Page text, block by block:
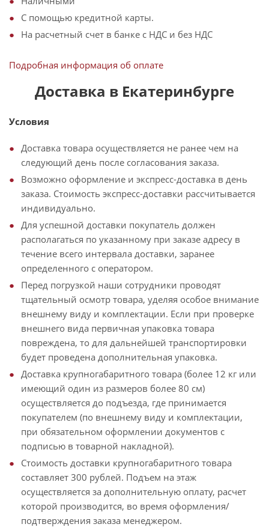
С помощью кредитной карты.
На расчетный счет в банке с НДС и без НДС
Подробная информация об оплате
Доставка в Екатеринбурге
Условия
Доставка товара осуществляется не ранее чем на
следующий день после согласования заказа.
Возможно оформление и экспресс-доставка в день
заказа. Стоимость экспресс-доставки рассчитывается
индивидуально.
Для успешной доставки покупатель должен
располагаться по указанному при заказе адресу в
течение всего интервала доставки, заранее
определенного с оператором.
Перед погрузкой наши сотрудники проводят
тщательный осмотр товара, уделяя особое внимание
внешнему виду и комплектации. Если при проверке
внешнего вида первичная упаковка товара
повреждена, то для дальнейшей транспортировки
будет проведена дополнительная упаковка.
Доставка крупногабаритного товара (более 12 кг или
имеющий один из размеров более 80 см)
осуществляется до подъезда, где принимается
покупателем (по внешнему виду и комплектации,
при обязательном оформлении документов с
подписью в товарной накладной).
Стоимость доставки крупногабаритного товара
составляет 300 рублей. Подъем на этаж
осуществляется за дополнительную оплату, расчет
которой производится, во время оформления/
подтверждения заказа менеджером.